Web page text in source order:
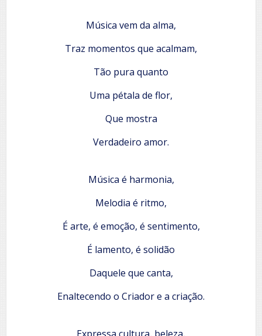
Música vem da alma,
Traz momentos que acalmam,
Tão pura quanto
Uma pétala de flor,
Que mostra
Verdadeiro amor.
Música é harmonia,
Melodia é ritmo,
É arte, é emoção, é sentimento,
É lamento, é solidão
Daquele que canta,
Enaltecendo o Criador e a criação.